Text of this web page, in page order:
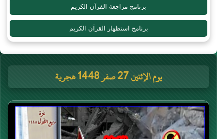
برنامج مراجعة القرآن الكريم
برنامج استظهار القرآن الكريم
يوم الإثنين 27 صفر 1448 هجرية